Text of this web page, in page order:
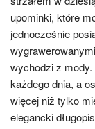
upominki, które
jednocześnie
wychodzi z
każdego dnia, a
więcej niż tylko
elegancki